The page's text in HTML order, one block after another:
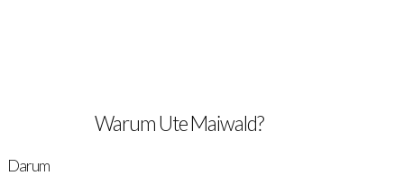
Warum Ute Maiwald?
Darum